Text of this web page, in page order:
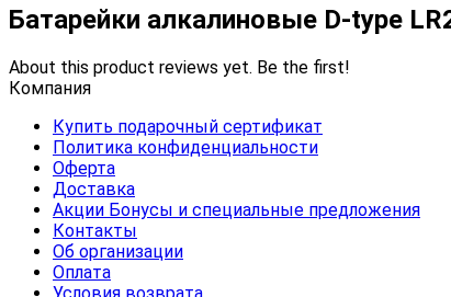
Батарейки алкалиновые D-type
About this product reviews yet. Be the first!
Компания
Купить подарочный сертификат
Политика конфиденциальности
Оферта
Доставка
Акции Бонусы и специальные предложения
Контакты
Об организации
Оплата
Условия возврата